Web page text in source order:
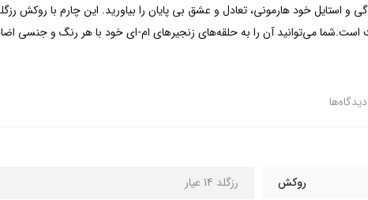
است.شما می‌توانید آن را به حلقه‌های زنجیر‌های ام-ای خود با هر رنگ و جنسی
دیدگاه‌ها
روکش رزگلد 14 عیار